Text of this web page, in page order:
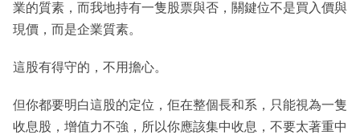
業的質素，而我地持有一隻股票與否，關鍵位不是買入價與
現價，而是企業質素。
這股有得守的，不用擔心。
但你都要明白這股的定位，佢在整個長和系，只能視為一隻
收息股，增值力不強，所以你應該集中收息，不要太著重中